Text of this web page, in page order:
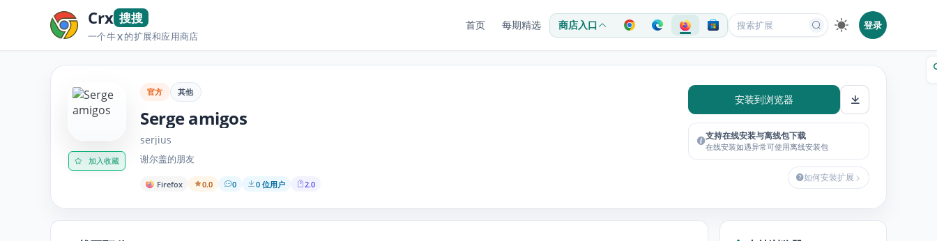
Crx 搜搜
一个牛X的扩展和应用商店
首页 每期精选 商店入口 登录
加入收藏
官方 其他
Serge amigos
serjius
谢尔盖的朋友
Firefox 0.0 0 0 位用户 2.0
安装到浏览器
支持在线安装与离线包下载
在线安装如遇异常可使用离线安装包
如何安装扩展